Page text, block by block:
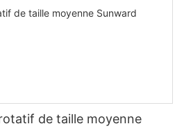
de taille moyenne